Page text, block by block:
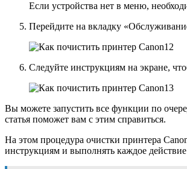
Если устройства нет в меню,
Перейдите на вкладку
Следуйте инструкциям на экране,
Вы можете запустить все функции по
статья поможет вам с этим справиться.
На этом процедура очистки принтера
инструкциям и выполнять каждое действие